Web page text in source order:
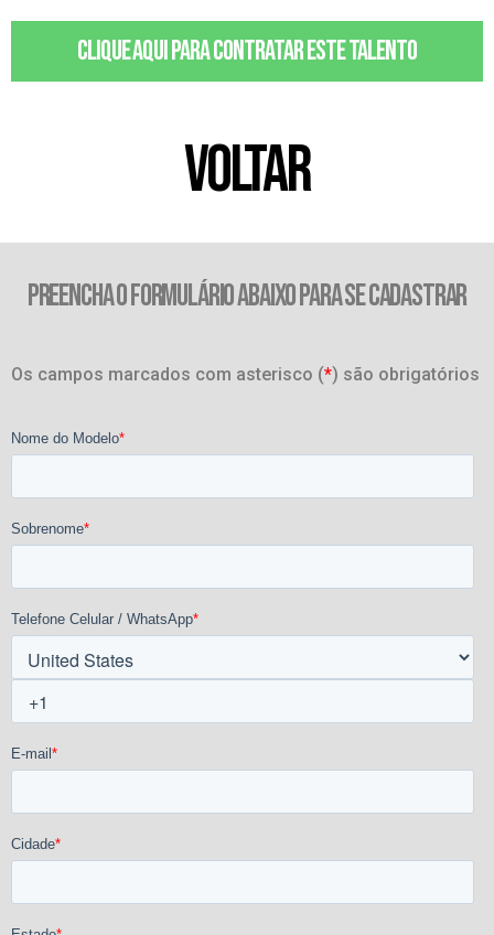
Clique aqui para contratar este talento
VOLTAR
PREENCHA O FORMULÁRIO ABAIXO PARA SE CADASTRAR
Os campos marcados com asterisco (*) são obrigatórios